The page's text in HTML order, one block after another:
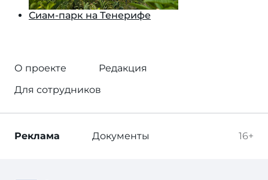
Сиам-парк на Тенерифе
О проекте
Редакция
Для сотрудников
16+
Реклама Документы